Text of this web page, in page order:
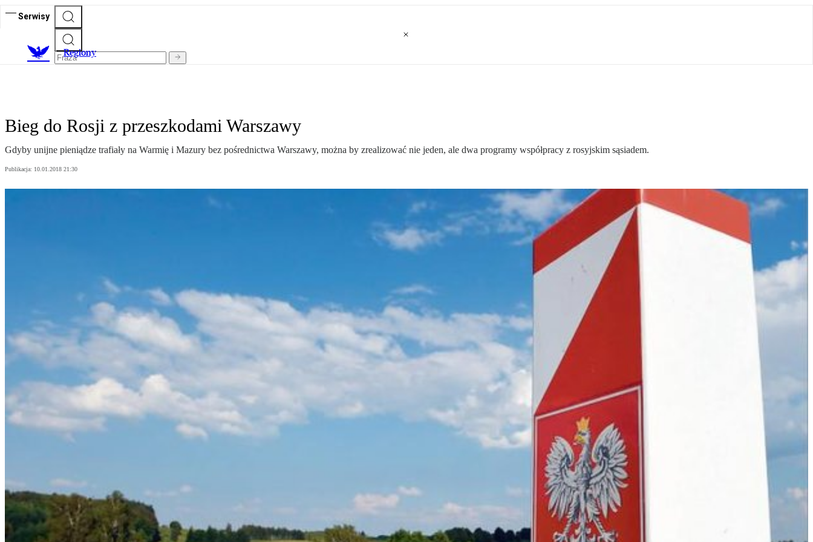
Serwisy
Regiony
Bieg do Rosji z przeszkodami Warszawy
Gdyby unijne pieniądze trafiały na Warmię i Mazury bez pośrednictwa Warszawy, można by zrealizować nie jeden, ale dwa programy współpracy z rosyjskim sąsiadem.
Publikacja: 10.01.2018 21:30